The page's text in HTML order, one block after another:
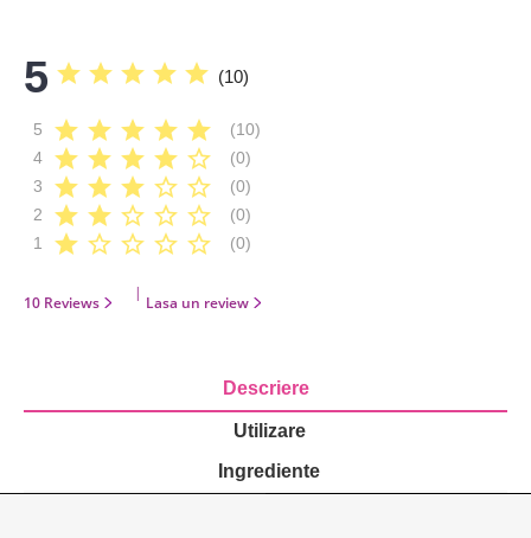
5 star star star star star (10)
5 star star star star star
(10)
4
star star star star star_border
(0)
3
star star star star_border star_border
(0)
2
star star star_border star_border star_border
(0)
1
star star_border star_border star_border star_border (0)
10 Reviews
|
Lasa un review
Descriere
Utilizare
Ingrediente